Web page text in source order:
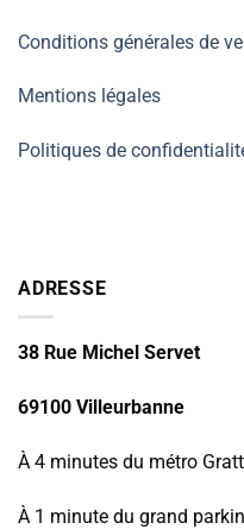
Conditions générales de
Mentions légales
Politiques de
ADRESSE
38 Rue Michel Servet
69100 Villeurbanne
À 4 minutes du métro
À 1 minute du grand